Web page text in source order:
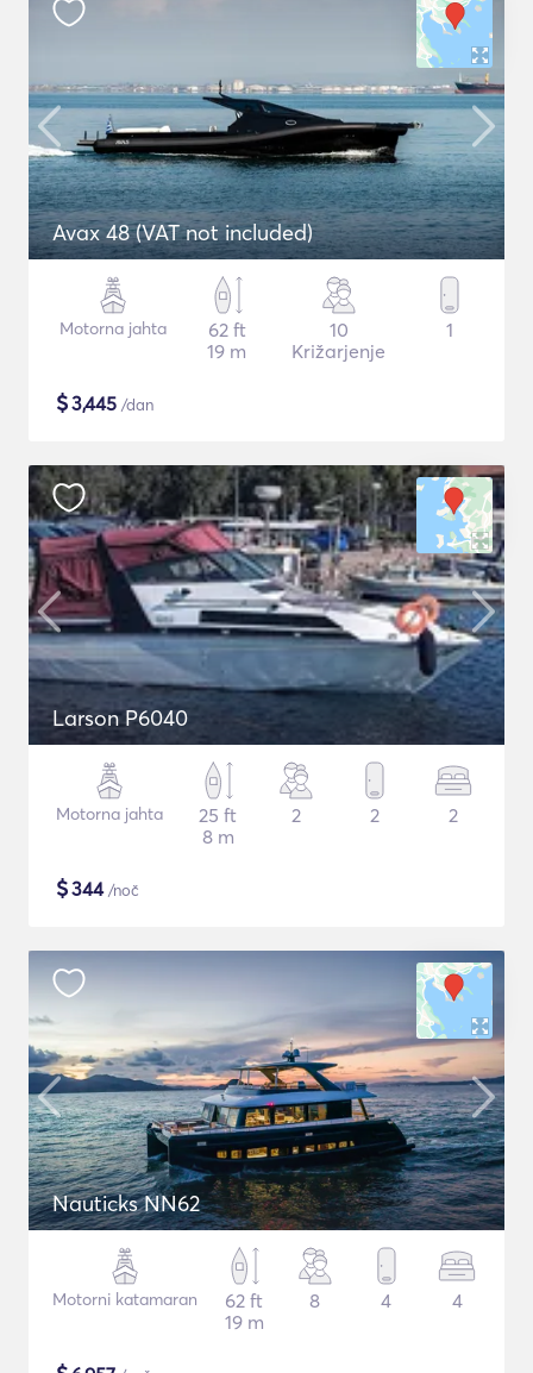
Avax 48 (VAT not included)
Motorna jahta
62 ft
19 m
10
Križarjenje
1
$3,445 /dan
Larson P6040
Motorna jahta
25 ft
8 m
2 2 2
$344/noč
Nauticks NN62
Motorni katamaran
62 ft
19 m
8 4 4